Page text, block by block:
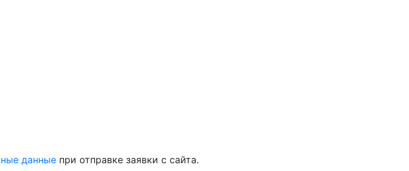
данные при отправке заявки с сайта.